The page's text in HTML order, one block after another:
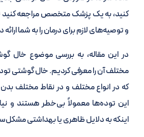
کنید، به یک پزشک متخصص مراجعه
و توصیه‌های لازم برای درمان را به شما
در این مقاله، به بررسی موضوع خال
مختلف آن را معرفی کردیم. خال گوشتی
که در انواع مختلف و در نقاط مختلف
این توده‌ها معمولاً بی‌خطر هستند و نیاز
اینکه به دلایل ظاهری یا بهداشتی